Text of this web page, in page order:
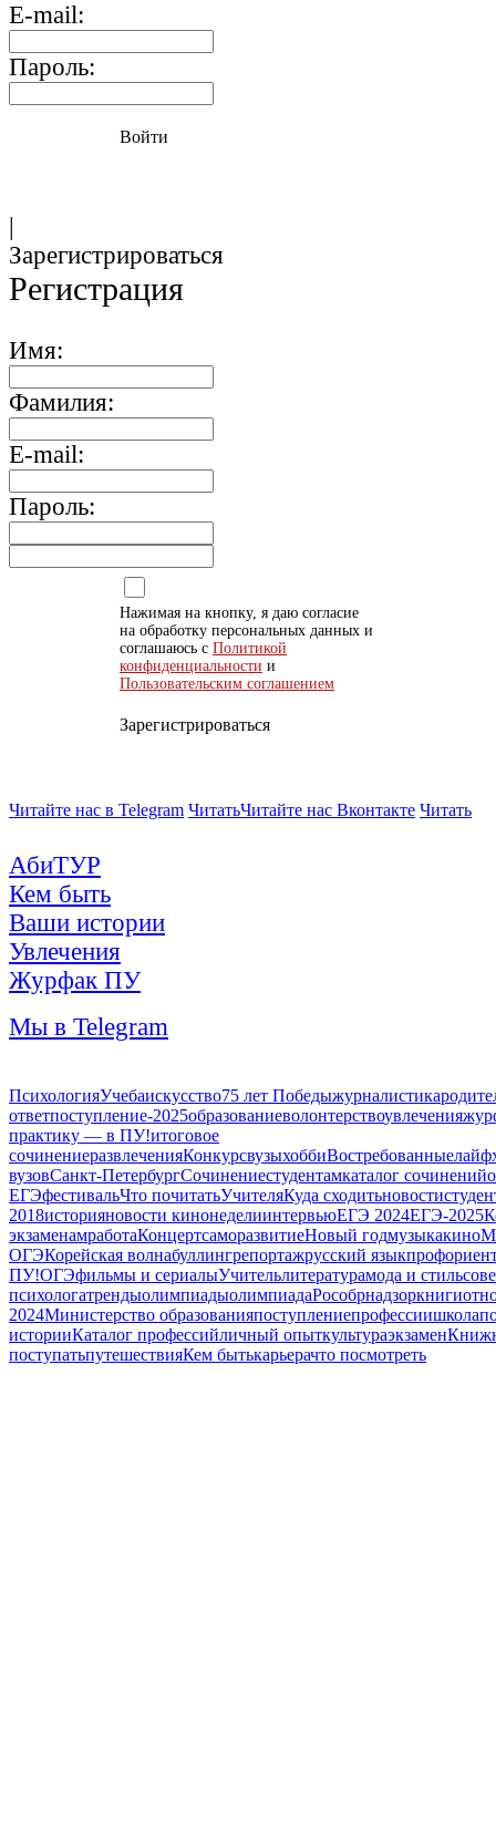
E-mail:
Пароль:
Войти
|
Зарегистрироваться
Регистрация
Имя:
Фамилия:
E-mail:
Пароль:
Нажимая на кнопку, я даю согласие
на обработку персональных данных и
соглашаюсь с Политикой
конфиденциальности и
Пользовательским соглашением
Зарегистрироваться
Читайте нас в Telegram ЧитатьЧитайте нас Вконтакте Читать
АбиТУР
Кем быть
Ваши истории
Увлечения
Журфак ПУ
Мы в Telegram
ПсихологияУчебаискусство75 лет Победыжурналистика
ответпоступление-2025образованиеволонтерствоувлечения
практику — в ПУ!итоговое
сочинениеразвлеченияКонкурсвузыхоббиВостребованные
вузовСанкт-ПетербургСочинениестудентамкаталог сочинений
ЕГЭфестивальЧто почитатьУчителяКуда сходитьновости
2018историяновости кинонеделиинтервьюЕГЭ 2024ЕГЭ-2025
экзаменамработаКонцертсаморазвитиеНовый годмузыкакино
ОГЭКорейская волнабуллингрепортажрусский язык
ПУ!ОГЭфильмы и сериалыУчительлитературамода и стиль
психологатрендыолимпиадыолимпиадаРособрнадзоркниги
2024Министерство образованияпоступлениепрофессиишкола
историиКаталог профессийличный опыткультураэкзамен
поступатьпутешествияКем бытькарьерачто посмотреть